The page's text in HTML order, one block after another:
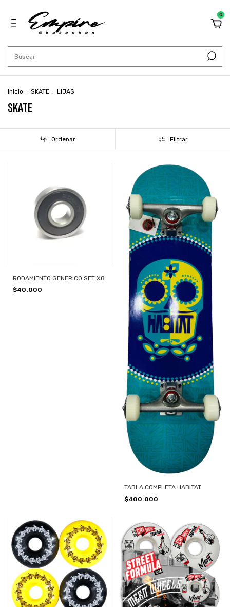
0
Inicio . SKATE . LIJAS
SKATE
Ordenar Filtrar
RODAMIENTO GENERICO SET X8
$40.000
TABLA COMPLETA HABITAT
$400.000